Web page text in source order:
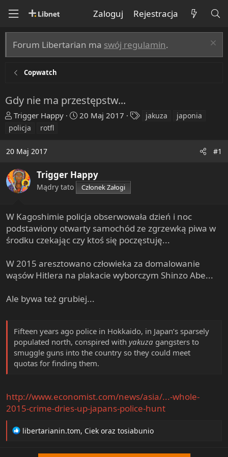
Zaloguj Rejestracja
Forum Libertarian ma swój regulamin.
Copwatch
Gdy nie ma przestępstw...
T
h
e
d
s
t
r
e
r
Trigger Happy
R
z
ę
y
20 Maj 2017 jakuza
japonia
policja
rotfl
20 Maj 2017 #1
Trigger Happy
Mądry tato Członek Załogi
W Kagoshimie policja obserwowała dzień i noc
podstawiony otwarty samochód ze zgrzewką piwa w
środku czekając czy ktoś się poczęstuję...
W 2015 aresztowano człowieka za domalowanie
wąsów Hitlera na plakacie wyborczym Shinzo Abe...
Ale bywa też grubiej...
Fifteen years ago police in Hokkaido, in Japan’s sparsely
populated north, conspired with yakuza gangsters to
smuggle guns into the country so they could meet
quotas for finding them.
http://www.economist.com/news/asia/...-whole-
2015-crime-dries-up-japans-police-hunt
R
libertarianin.tom, Ciek oraz tosiabunio